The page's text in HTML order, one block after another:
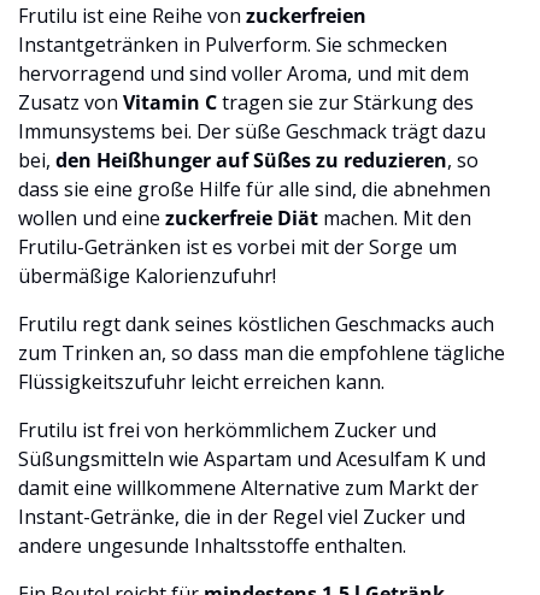
Frutilu ist eine Reihe von zuckerfreien
Instantgetränken in Pulverform. Sie schmecken
hervorragend und sind voller Aroma, und mit dem
Zusatz von Vitamin Ctragen sie zur Stärkung des
Immunsystems bei. Der süße Geschmack trägt dazu
bei, den Heißhunger auf Süßes zu reduzieren, so
dass sie eine große Hilfe für alle sind, die abnehmen
wollen und eine zuckerfreie Diät machen. Mit den
Frutilu-Getränken ist es vorbei mit der Sorge um
übermäßige Kalorienzufuhr!
Frutilu regt dank seines köstlichen Geschmacks auch
zum Trinken an, so dass man die empfohlene tägliche
Flüssigkeitszufuhr leicht erreichen kann.
Frutilu ist frei von herkömmlichem Zucker und
Süßungsmitteln wie Aspartam und Acesulfam K und
damit eine willkommene Alternative zum Markt der
Instant-Getränke, die in der Regel viel Zucker und
andere ungesunde Inhaltsstoffe enthalten.